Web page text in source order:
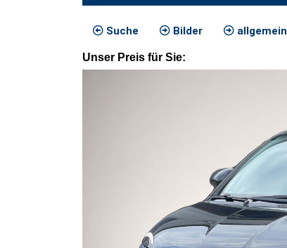
Suche Bilder
Unser Preis für Sie: